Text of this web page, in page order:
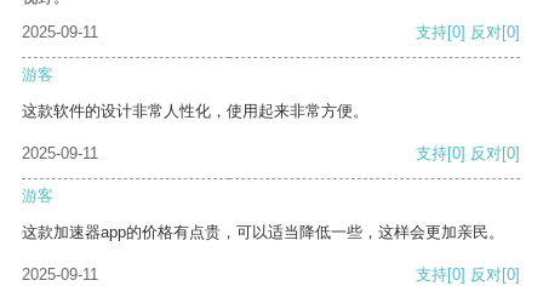
2025-09-11
支持[0] 反对[0]
游客
这款软件的设计非常人性化，使用起来非常方便。
2025-09-11 支持[0] 反对[0]
游客
这款加速器app的价格有点贵，可以适当降低一些，这样会更加亲民。
2025-09-11 支持[0] 反对[0]